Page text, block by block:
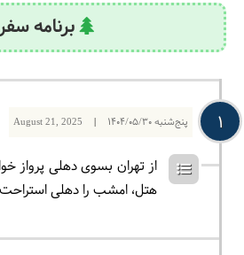
برنامه
1 پنج‌شنبه August 21, 2025 | 1404/05/30
از تهران بسوی دهلی پرواز
هتل، امشب را دهلی